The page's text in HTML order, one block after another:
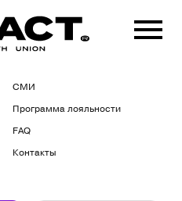
СМИ
Программа лояльности
FAQ
Контакты